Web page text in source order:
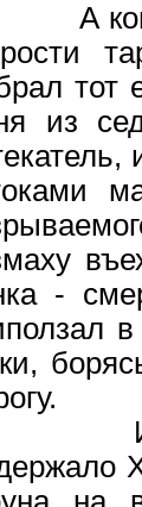
тот
из
-
лето